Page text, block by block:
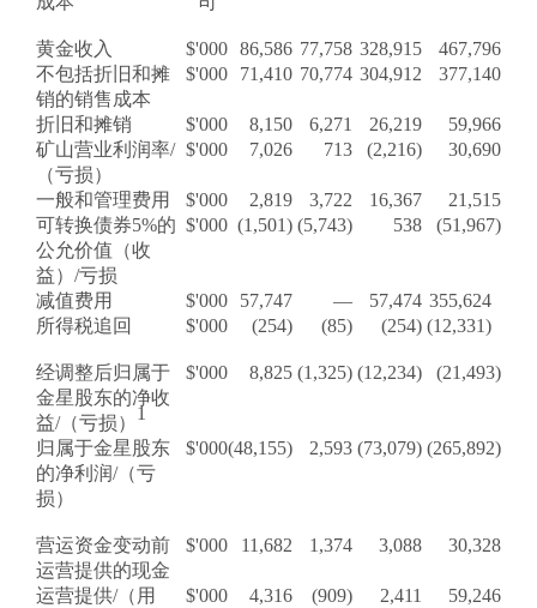
黄金收入 $'000 86,586 77,758 328,915
467,796
不包括折旧和摊
销的销售成本
$'000 71,410 70,774 304,912 377,140
折旧和摊销 $'000 8,150 6,271 26,219
59,966
矿山营业利润率/
（亏损）
$'000 7,026 713 (2,216) 30,690
一般和管理费用 $'000 2,819 3,722 16,367
21,515
可转换债券5%的
公允价值（收
益）/亏损
$'000 (1,501) (5,743) 538 (51,967)
减值费用 $'000 57,747 — 57,474 355,624
所得税追回
$'000 (254) (85) (254) (12,331)
经调整后归属于
金星股东的净收
益/（亏损） 1
$'000 8,825 (1,325) (12,234) (21,493)
归属于金星股东
的净利润/（亏
损）
$'000(48,155) 2,593 (73,079) (265,892)
营运资金变动前
运营提供的现金
$'000 11,682 1,374 3,088 30,328
运营提供/（用
$'000 4,316 (909) 2,411 59,246